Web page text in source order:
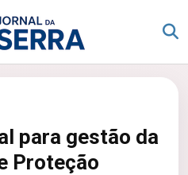
para gestão da
Proteção